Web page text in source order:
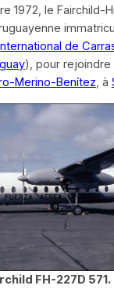
1972, le Fairchild-
de
), pour rejoindre
Merino-Benítez, à
FH-227D